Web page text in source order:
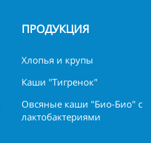
ПРОДУКЦИЯ
Хлопья и крупы
Каши "Тигренок"
Овсяные каши "Био-Био" с
лактобактериями